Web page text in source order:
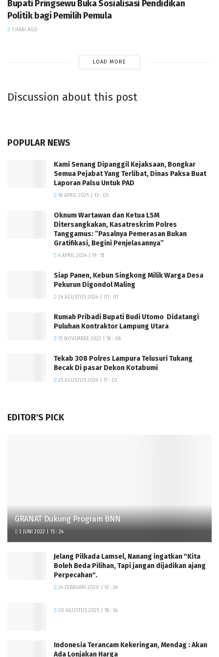
Bupati Pringsewu Buka Sosialisasi Pendidikan
Politik bagi Pemilih Pemula
1 HARI AGO
LOAD MORE
Discussion about this post
POPULAR NEWS
Kami Senang Dipanggil Kejaksaan, Bongkar
Semua Pejabat Yang Terlibat, Dinas Paksa Buat
Laporan Palsu Untuk PAD
18 APRIL 2025 | 13 : 05
Oknum Wartawan dan Ketua LSM
Ditersangkakan, Kasatreskrim Polres
Tanggamus: ”Pasalnya Pemerasan Bukan
Gratifikasi, Begini Penjelasannya”
4 APRIL 2024 | 19 : 51
Siap Panen, Kebun Singkong Milik Warga Desa
Pekurun Digondol Maling
26 AGUSTUS 2024 | 01 : 01
Rumah Pribadi Bupati Budi Utomo Didatangi
Puluhan Kontraktor Lampung Utara
15 NOVEMBER 2023 | 18 : 08
Tekab 308 Polres Lampura Telusuri Tukang
Becak Di pasar Dekon Kotabumi
25 AGUSTUS 2024 | 17 : 03
EDITOR'S PICK
GRANAT Dukung Program BNN
3 JUNI 2022 | 15 : 24
Jelang Pilkada Lamsel, Nanang ingatkan "Kita
Boleh Beda Pilihan, Tapi jangan dijadikan ajang
Perpecahan".
24 FEBRUARI 2020 | 13 : 24
20 AGUSTUS 2025 | 18 : 54
Indonesia Terancam Kekeringan, Mendag : Akan
Ada Lonjakan Harga